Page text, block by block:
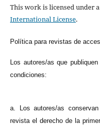
This work is licensed under a
International License.
Política para revistas de
Los autores/as que
condiciones:
a. Los autores/as
revista el derecho de la